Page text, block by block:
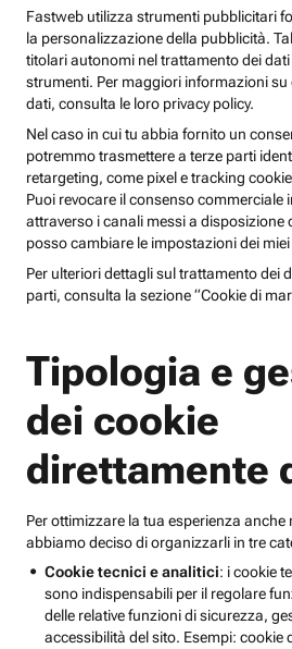
Fastweb utilizza strumenti pubblicitari
la personalizzazione della pubblicità.
titolari autonomi nel trattamento dei
strumenti. Per maggiori informazioni
dati, consulta le loro privacy policy.
Nel caso in cui tu abbia fornito un
potremmo trasmettere a terze parti
retargeting, come pixel e tracking
Puoi revocare il consenso commerciale
attraverso i canali messi a disposizione
posso cambiare le impostazioni dei miei
Per ulteriori dettagli sul trattamento dei
parti, consulta la sezione “Cookie di
Tipologia e
dei cookie
direttamente
Per ottimizzare la tua esperienza anche
abbiamo deciso di organizzarli in tre
Cookie tecnici e analitici: i cookie
sono indispensabili per il regolare
delle relative funzioni di sicurezza,
accessibilità del sito. Esempi: cookie